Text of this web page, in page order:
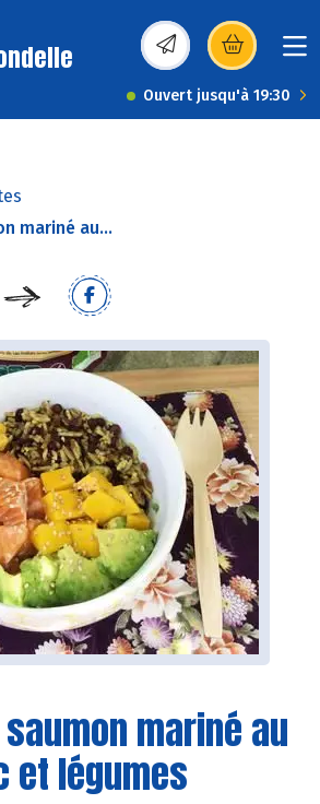
(s’ouvre dans une
Ouvert jusqu'à 19:30
mariné au...
mariné au
et légumes